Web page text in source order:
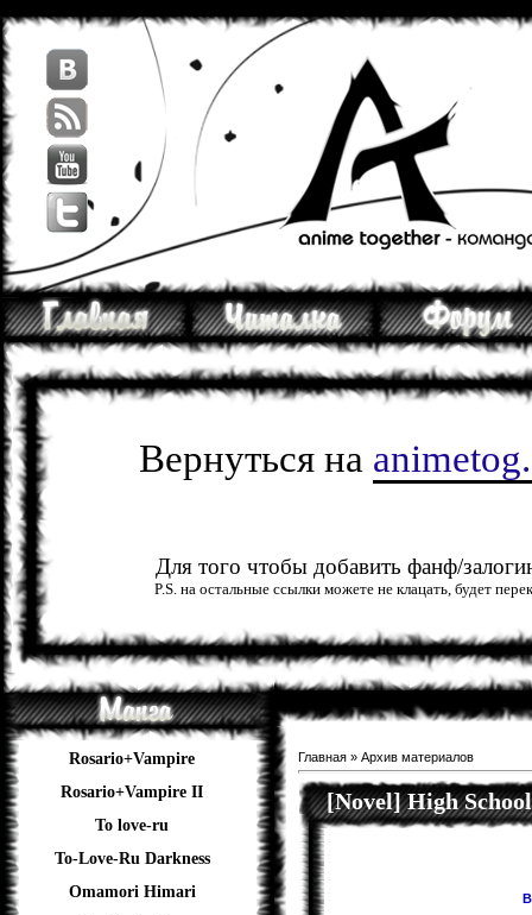
Вернуться на
Для того чтобы добавить фанф/
P.S. на остальные ссылки можете не клацать, будет
Rosario+Vampire
Rosario+Vampire II
To love-ru
To-Love-Ru Darkness
Omamori Himari
Главная » Архив материалов
[Novel] High